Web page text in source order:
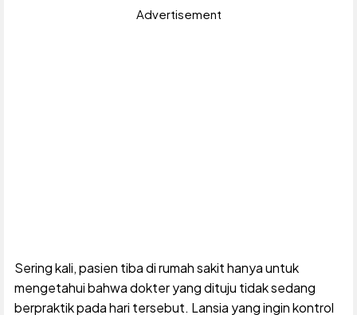
Advertisement
Sering kali, pasien tiba di rumah sakit hanya untuk
mengetahui bahwa dokter yang dituju tidak sedang
berpraktik pada hari tersebut. Lansia yang ingin kontrol